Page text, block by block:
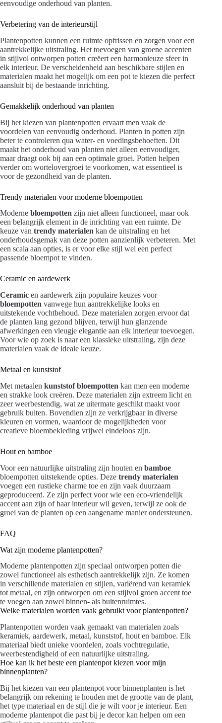
eenvoudige onderhoud van planten.
Verbetering van de interieurstijl
Plantenpotten kunnen een ruimte opfrissen en zorgen voor een
aantrekkelijke uitstraling. Het toevoegen van groene accenten
in stijlvol ontworpen potten creëert een harmonieuze sfeer in
elk interieur. De verscheidenheid aan beschikbare stijlen en
materialen maakt het mogelijk om een pot te kiezen die perfect
aansluit bij de bestaande inrichting.
Gemakkelijk onderhoud van planten
Bij het kiezen van plantenpotten ervaart men vaak de
voordelen van eenvoudig onderhoud. Planten in potten zijn
beter te controleren qua water- en voedingsbehoeften. Dit
maakt het onderhoud van planten niet alleen eenvoudiger,
maar draagt ook bij aan een optimale groei. Potten helpen
verder om wortelovergroei te voorkomen, wat essentieel is
voor de gezondheid van de planten.
Trendy materialen voor moderne bloempotten
Moderne bloempotten zijn niet alleen functioneel, maar ook
een belangrijk element in de inrichting van een ruimte. De
keuze van trendy materialen kan de uitstraling en het
onderhoudsgemak van deze potten aanzienlijk verbeteren. Met
een scala aan opties, is er voor elke stijl wel een perfect
passende bloempot te vinden.
Ceramic en aardewerk
Ceramic en aardewerk zijn populaire keuzes voor
bloempotten vanwege hun aantrekkelijke looks en
uitstekende vochtbehoud. Deze materialen zorgen ervoor dat
de planten lang gezond blijven, terwijl hun glanzende
afwerkingen een vleugje elegantie aan elk interieur toevoegen.
Voor wie op zoek is naar een klassieke uitstraling, zijn deze
materialen vaak de ideale keuze.
Metaal en kunststof
Met metaalen kunststof bloempotten kan men een moderne
en strakke look creëren. Deze materialen zijn extreem licht en
zeer weerbestendig, wat ze uitermate geschikt maakt voor
gebruik buiten. Bovendien zijn ze verkrijgbaar in diverse
kleuren en vormen, waardoor de mogelijkheden voor
creatieve bloembekleding vrijwel eindeloos zijn.
Hout en bamboe
Voor een natuurlijke uitstraling zijn houten en bamboe
bloempotten uitstekende opties. Deze trendy materialen
voegen een rustieke charme toe en zijn vaak duurzaam
geproduceerd. Ze zijn perfect voor wie een eco-vriendelijk
accent aan zijn of haar interieur wil geven, terwijl ze ook de
groei van de planten op een aangename manier ondersteunen.
FAQ
Wat zijn moderne plantenpotten?
Moderne plantenpotten zijn speciaal ontworpen potten die
zowel functioneel als esthetisch aantrekkelijk zijn. Ze komen
in verschillende materialen en stijlen, variërend van keramiek
tot metaal, en zijn ontworpen om een stijlvol groen accent toe
te voegen aan zowel binnen- als buitenruimtes.
Welke materialen worden vaak gebruikt voor plantenpotten?
Plantenpotten worden vaak gemaakt van materialen zoals
keramiek, aardewerk, metaal, kunststof, hout en bamboe. Elk
materiaal biedt unieke voordelen, zoals vochtregulatie,
weerbestendigheid of een natuurlijke uitstraling.
Hoe kan ik het beste een plantenpot kiezen voor mijn
binnenplanten?
Bij het kiezen van een plantenpot voor binnenplanten is het
belangrijk om rekening te houden met de grootte van de plant,
het type materiaal en de stijl die je wilt voor je interieur. Een
moderne plantenpot die past bij je decor kan helpen om een